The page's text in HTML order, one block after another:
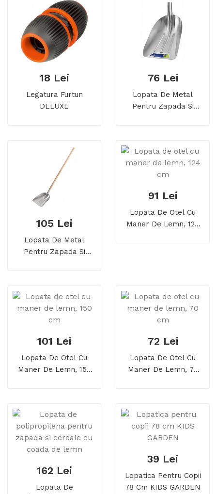
18 Lei
Legatura Furtun
DELUXE
76 Lei
Lopata De Metal
Pentru Zapada Si
105 Lei
Lopata De Metal
Pentru Zapada Si
91 Lei
Lopata De Otel Cu
Maner De Lemn, 124
101 Lei
Lopata De Otel Cu
Maner De Lemn, 150
72 Lei
Lopata De Otel Cu
Maner De Lemn, 70
162 Lei
Lopata De
39 Lei
Lopatica Pentru Copii
78 Cm KIDS GARDEN